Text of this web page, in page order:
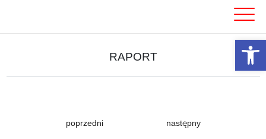
RAPORT
poprzedni następny